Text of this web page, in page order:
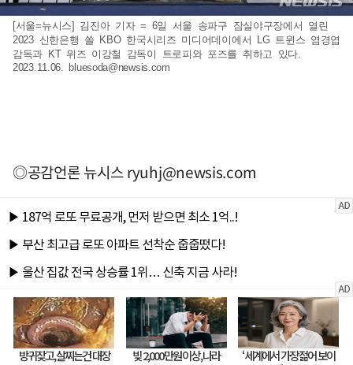
[서울=뉴시스] 김진아 기자 = 6일 서울 송파구 잠실야구장에서 열린
2023 신한은행 쏠 KBO 한국시리즈 미디어데이에서 LG 트윈스 염경엽
감독과 KT 위즈 이강철 감독이 트로피와 포즈를 취하고 있다.
2023.11.06. bluesoda@newsis.com
◎공감언론 뉴시스ryuhj@newsis.com